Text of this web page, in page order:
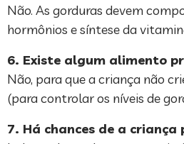
Não. As gorduras devem
hormônios e síntese da
6. Existe algum alimento
Não, para que a criança não
(para controlar os níveis de
7. Há chances de a